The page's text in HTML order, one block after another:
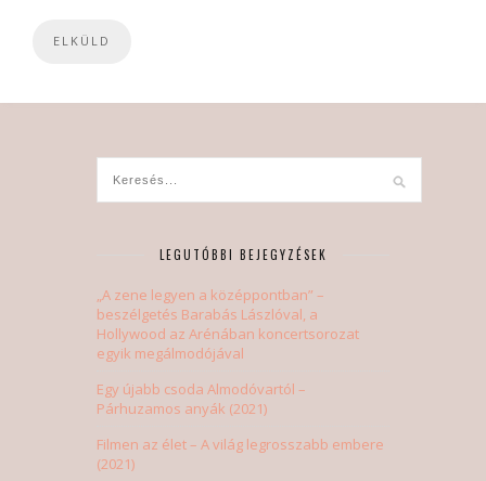
LEGUTÓBBI BEJEGYZÉSEK
„A zene legyen a középpontban” –
beszélgetés Barabás Lászlóval, a
Hollywood az Arénában koncertsorozat
egyik megálmodójával
Egy újabb csoda Almodóvartól –
Párhuzamos anyák (2021)
Filmen az élet – A világ legrosszabb embere
(2021)